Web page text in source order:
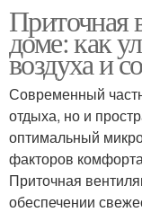
Приточная
доме: как
воздуха и
Современный
отдыха, но и
оптимальный
факторов
Приточная
обеспечении